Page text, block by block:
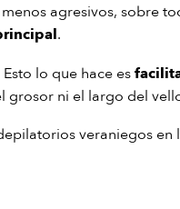
agresivos, sobre
.
lo que hace es
grosor ni el largo del
veraniegos en